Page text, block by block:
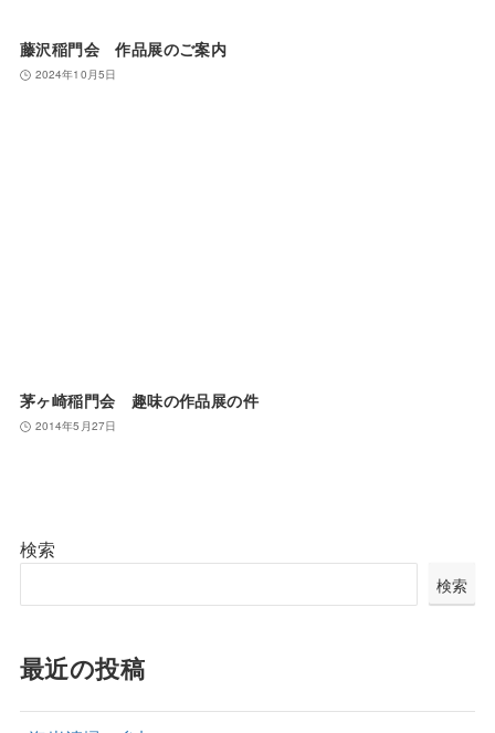
藤沢稲門会 作品展のご案内
2024年10月5日
茅ヶ崎稲門会 趣味の作品展の件
2014年5月27日
検索
検索
最近の投稿